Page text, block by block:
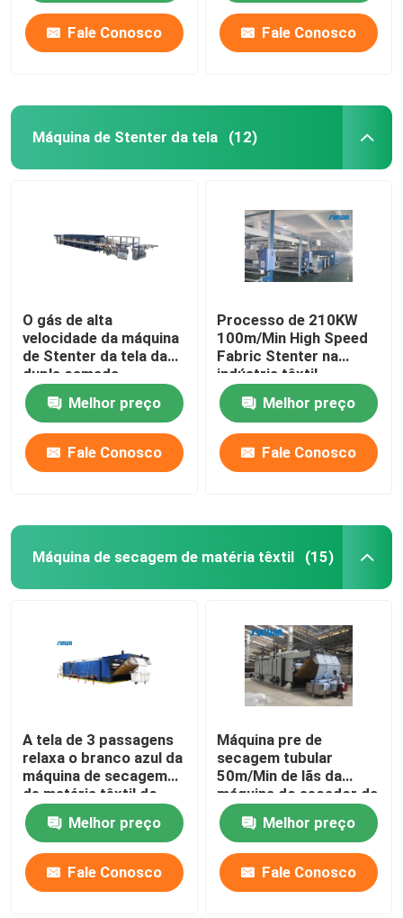
Fale Conosco Fale Conosco
Máquina de Stenter da tela (12)
O gás de alta
velocidade da máquina
de Stenter da tela da
dupla camada
aqueceu-se para a tela
da malhaMelhor preço
Fale Conosco
Processo de 210KW
100m/Min High Speed
Fabric Stenter na
indústria têxtil
2800mm
Melhor preço
Fale Conosco
Máquina de secagem de matéria têxtil (15)
A tela de 3 passagens
relaxa o branco azul da
máquina de secagem
de matéria têxtil do
secador
Melhor preço
Fale Conosco
Máquina pre de
secagem tubular
50m/Min de lãs da
máquina do secador da
tela do aquecimento de
gás
Melhor preço
Fale Conosco